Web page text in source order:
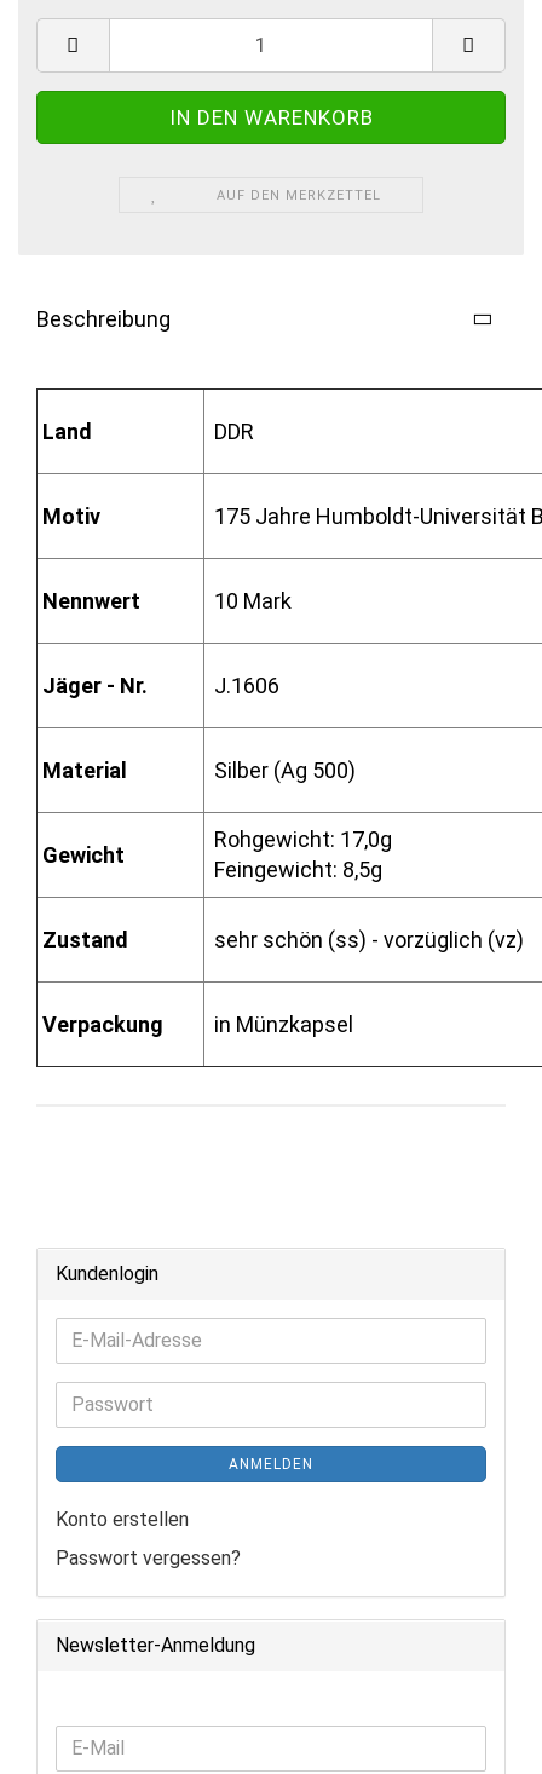
AUF DEN MERKZETTEL
Beschreibung
Land DDR
Motiv 175 Jahre Humboldt-Universität
Nennwert 10 Mark
Jäger - Nr. J.1606
Material Silber (Ag 500)
Gewicht
Rohgewicht: 17,0g
Feingewicht: 8,5g
Zustand sehr schön (ss) - vorzüglich (vz)
Verpackung in Münzkapsel
Kundenlogin
E-
Mail-
Adresse
Passwort
ANMELDEN
Konto erstellen
Passwort vergessen?
Newsletter-Anmeldung
WEITER
E-